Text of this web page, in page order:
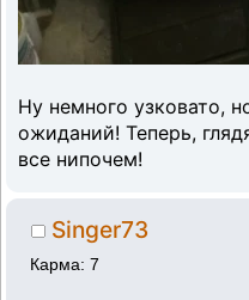
Ну немного узковато,
ожиданий! Теперь,
все нипочем!
Singer73
Карма: 7